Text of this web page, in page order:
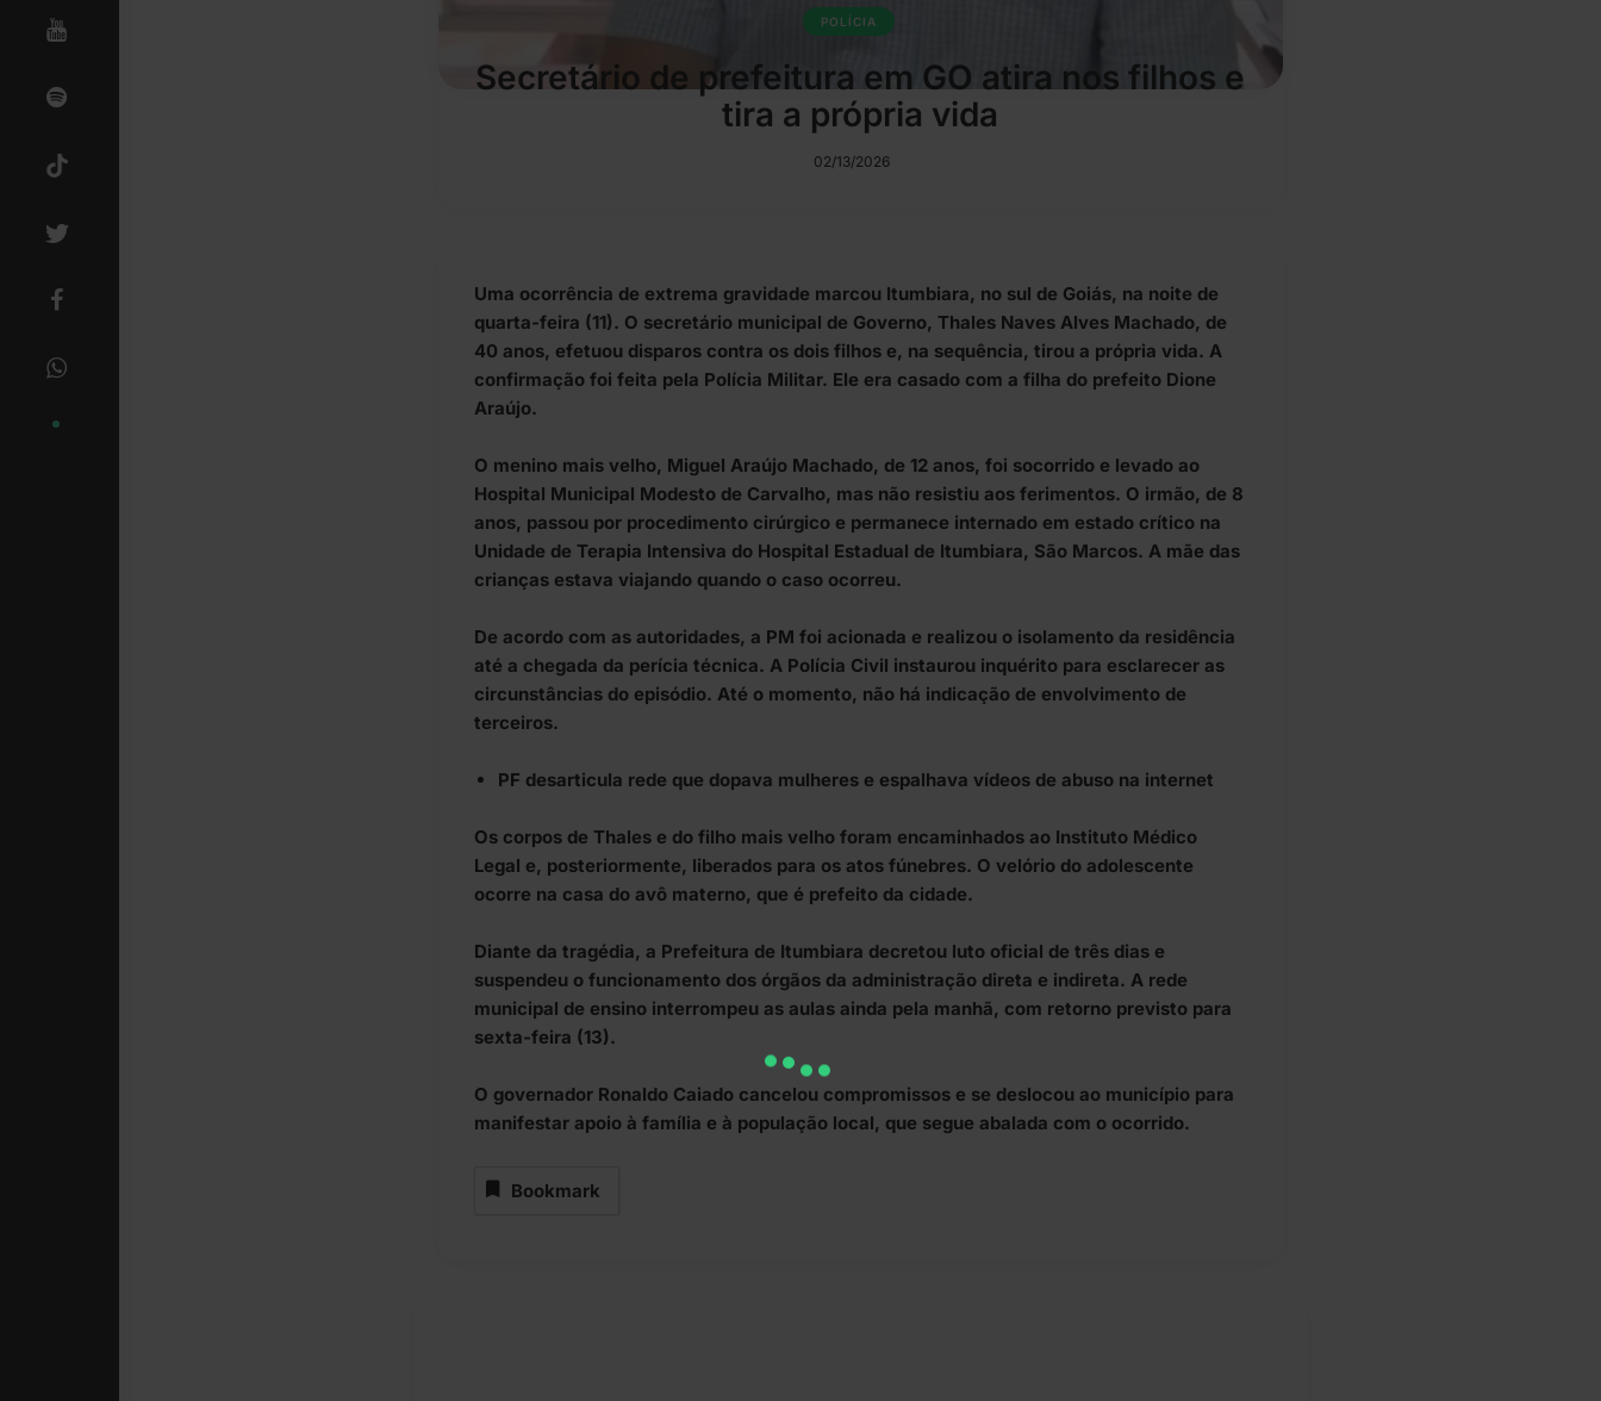
POLÍCIA
Secretário de prefeitura em GO atira nos filhos e
tira a própria vida
02/13/2026
Uma ocorrência de extrema gravidade marcou Itumbiara, no sul de Goiás, na noite de
quarta-feira (11). O secretário municipal de Governo, Thales Naves Alves Machado, de
40 anos, efetuou disparos contra os dois filhos e, na sequência, tirou a própria vida. A
confirmação foi feita pela Polícia Militar. Ele era casado com a filha do prefeito Dione
Araújo.
O menino mais velho, Miguel Araújo Machado, de 12 anos, foi socorrido e levado ao
Hospital Municipal Modesto de Carvalho, mas não resistiu aos ferimentos. O irmão, de 8
anos, passou por procedimento cirúrgico e permanece internado em estado crítico na
Unidade de Terapia Intensiva do Hospital Estadual de Itumbiara, São Marcos. A mãe das
crianças estava viajando quando o caso ocorreu.
De acordo com as autoridades, a PM foi acionada e realizou o isolamento da residência
até a chegada da perícia técnica. A Polícia Civil instaurou inquérito para esclarecer as
circunstâncias do episódio. Até o momento, não há indicação de envolvimento de
terceiros.
PF desarticula rede que dopava mulheres e espalhava vídeos de abuso na internet
Os corpos de Thales e do filho mais velho foram encaminhados ao Instituto Médico
Legal e, posteriormente, liberados para os atos fúnebres. O velório do adolescente
ocorre na casa do avô materno, que é prefeito da cidade.
Diante da tragédia, a Prefeitura de Itumbiara decretou luto oficial de três dias e
suspendeu o funcionamento dos órgãos da administração direta e indireta. A rede
municipal de ensino interrompeu as aulas ainda pela manhã, com retorno previsto para
sexta-feira (13).
O governador Ronaldo Caiado cancelou compromissos e se deslocou ao município para
manifestar apoio à família e à população local, que segue abalada com o ocorrido.
Bookmark